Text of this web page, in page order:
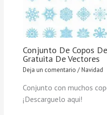
Conjunto De Copos
Gratuita De Vectores
Deja un comentario /Navidad
Conjunto con muchos
¡Descarguelo aqui!